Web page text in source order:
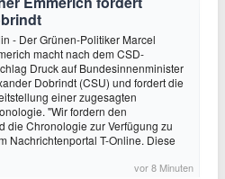
- Der Grünen-Politiker Marcel
macht nach dem CSD-
Druck auf Bundesinnenminister
Dobrindt (CSU) und fordert die
einer zugesagten
"Wir fordern den
die Chronologie zur Verfügung zu
Nachrichtenportal T-Online. Diese
vor 8 Minuten